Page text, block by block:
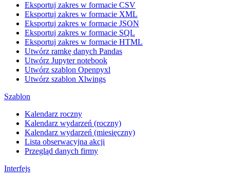
Eksportuj zakres w formacie CSV
Eksportuj zakres w formacie XML
Eksportuj zakres w formacie JSON
Eksportuj zakres w formacie SQL
Eksportuj zakres w formacie HTML
Utwórz ramkę danych Pandas
Utwórz Jupyter notebook
Utwórz szablon Openpyxl
Utwórz szablon Xlwings
Szablon
Kalendarz roczny
Kalendarz wydarzeń (roczny)
Kalendarz wydarzeń (miesięczny)
Lista obserwacyjna akcji
Przegląd danych firmy
Interfejs